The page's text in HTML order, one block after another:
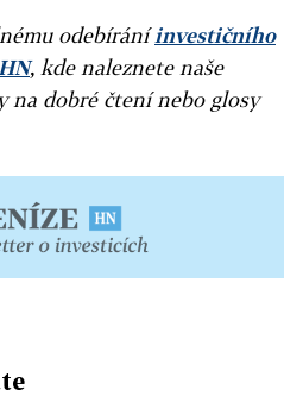
odebíráníinvestičního
, kde naleznete naše
na dobré čtení nebo glosy